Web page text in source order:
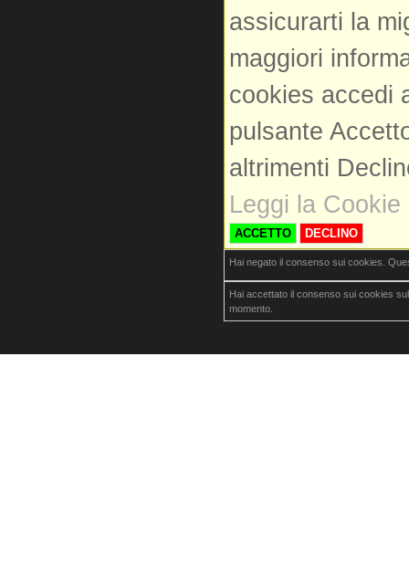
assicurarti la
maggiori
cookies accedi
pulsante
altrimenti
Leggi la Cookie
ACCETTO DECLINO
Hai negato il consenso sui cookies.
Hai accettato il consenso sui cookies
momento.